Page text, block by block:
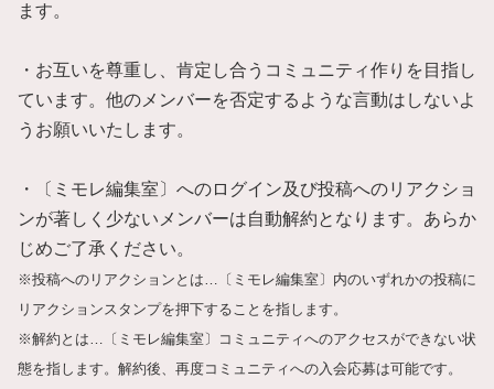
ます。
・お互いを尊重し、肯定し合うコミュニティ作りを目指し
ています。他のメンバーを否定するような言動はしないよ
うお願いいたします。
・〔ミモレ編集室〕へのログイン及び投稿へのリアクショ
ンが著しく少ないメンバーは自動解約となります。あらか
じめご了承ください。
※投稿へのリアクションとは…〔ミモレ編集室〕内のいずれかの投稿に
リアクションスタンプを押下することを指します。
※解約とは…〔ミモレ編集室〕コミュニティへのアクセスができない状
態を指します。解約後、再度コミュニティへの入会応募は可能です。